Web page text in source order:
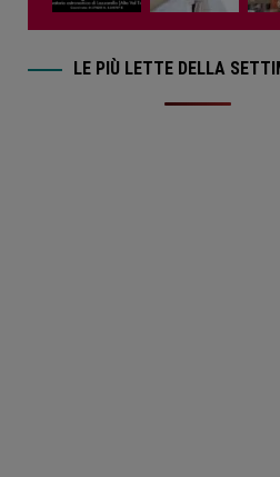
LE PIÙ LETTE DELLA